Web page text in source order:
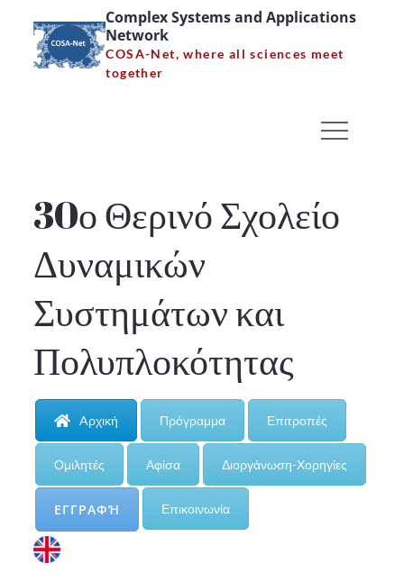
content
Complex Systems and Applications
Network
COSA-Net, where all sciences meet
together
Δυναμικών Συστημάτων
Home
30ο Θερινό Σχολείο Δυναμικών Συστημάτων και
Πολυπλοκότητας
30ο Θερινό Σχολείο
Δυναμικών
Συστημάτων και
Πολυπλοκότητας
Aρχική Πρόγραμμα Επιτροπές
Ομιλητές Αφίσα Διοργάνωση-Χορηγίες
ΕΓΓΡΑΦΉ Επικοινωνία